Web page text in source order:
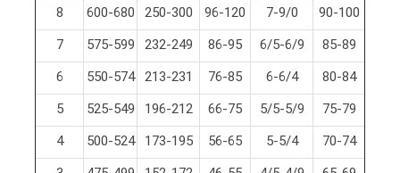
90-100
7-9/0
96-120
250-300
600-680
8
85-89
6/5-6/9
86-95
232-249
575-599
7
80-84
6-6/4
76-85
213-231
550-574
6
75-79
5/5-5/9
66-75
196-212
525-549
5
70-74
5-5/4
56-65
173-195
500-524
4